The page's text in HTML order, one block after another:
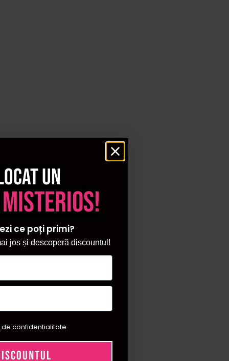
un
ce poți primi?
jos și descoperă discountul!
de confidentialitate